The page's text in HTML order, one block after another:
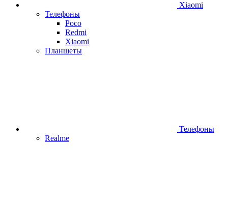
Xiaomi
Телефоны
Poco
Redmi
Xiaomi
Планшеты
Телефоны
Realme